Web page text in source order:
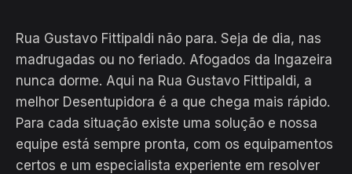
Rua Gustavo Fittipaldi não para. Seja de dia, nas
madrugadas ou no feriado. Afogados da Ingazeira
nunca dorme. Aqui na Rua Gustavo Fittipaldi, a
melhor Desentupidora é a que chega mais rápido.
Para cada situação existe uma solução e nossa
equipe está sempre pronta, com os equipamentos
certos e um especialista experiente em resolver
EM CAMPO